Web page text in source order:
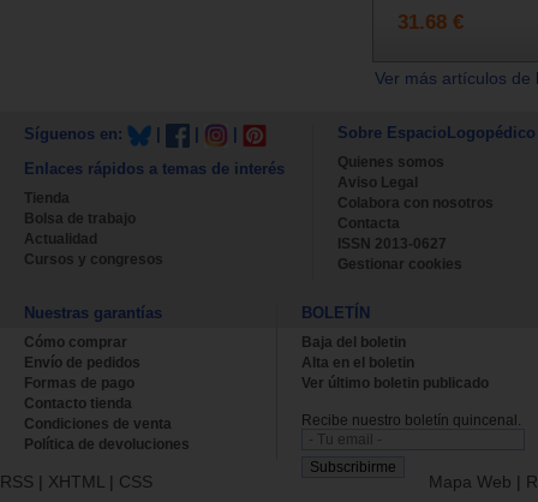
31.68 €
Ver más artículos
Síguenos en:
Enlaces rápidos a temas de interés
Tienda
Bolsa de trabajo
Actualidad
Cursos y congresos
Sobre EspacioLogopédico
Quienes somos
Aviso Legal
Colabora con nosotros
Contacta
ISSN 2013-0627
Gestionar cookies
Nuestras garantías
Cómo comprar
Envío de pedidos
Formas de pago
Contacto tienda
Condiciones de venta
Política de devoluciones
BOLETÍN
Baja del boletin
Alta en el boletin
Ver último boletin publicado
Recibe nuestro boletín quincenal.
RSS | XHTML | CSS Mapa Web |